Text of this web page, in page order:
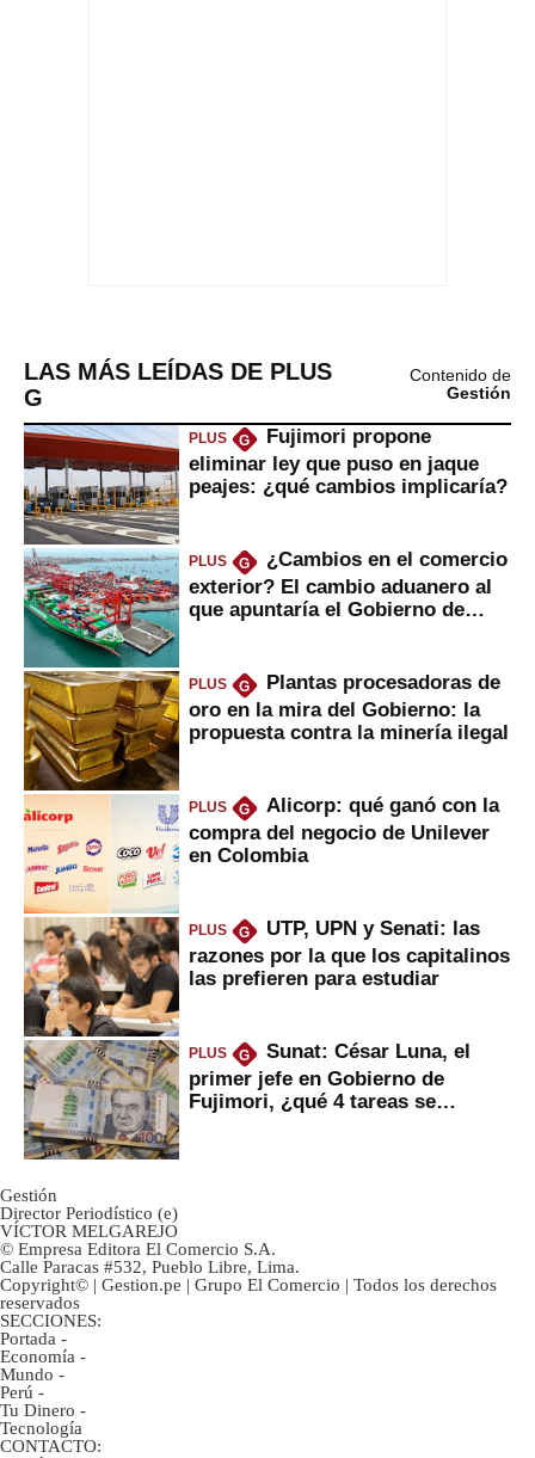
LAS MÁS LEÍDAS DE PLUS
G
Contenido de
Gestión
PLUS G
Fujimori propone
eliminar ley que puso en jaque
peajes: ¿qué cambios implicaría?
PLUS G
¿Cambios en el comercio
exterior? El cambio aduanero al
que apuntaría el Gobierno de
PLUS G
Plantas procesadoras de
oro en la mira del Gobierno: la
propuesta contra la minería ilegal
PLUS G
Alicorp: qué ganó con la
compra del negocio de Unilever
en Colombia
PLUS G
UTP, UPN y Senati: las
razones por la que los capitalinos
las prefieren para estudiar
PLUS G
Sunat: César Luna, el
primer jefe en Gobierno de
Fujimori, ¿qué 4 tareas se
Gestión
Director Periodístico (e)
VÍCTOR MELGAREJO
© Empresa Editora El Comercio S.A.
Calle Paracas #532, Pueblo Libre, Lima.
Copyright© | Gestion.pe | Grupo El Comercio | Todos los derechos
reservados
SECCIONES:
Portada -
Economía -
Mundo -
Perú -
Tu Dinero -
Tecnología
CONTACTO: